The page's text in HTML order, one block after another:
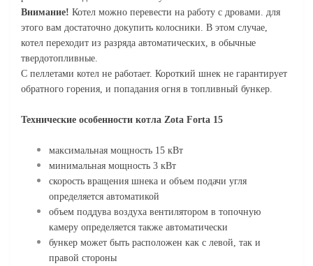
Внимание! Котел можно перевести на работу с дровами. для
этого вам достаточно докупить колосники. В этом случае,
котел переходит из разряда автоматических, в обычные
твердотопливные.
С пеллетами котел не работает. Короткий шнек не гарантирует
обратного горения, и попадания огня в топливный бункер.
Технические особенности котла Zota Forta 15
максимальная мощность 15 кВт
минимальная мощность 3 кВт
скорость вращения шнека и объем подачи угля
определяется автоматикой
объем поддува воздуха вентилятором в топочную
камеру определяется также автоматически
бункер может быть расположен как с левой, так и
правой стороны